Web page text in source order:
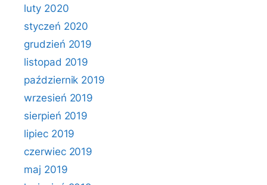
luty 2020
styczeń 2020
grudzień 2019
listopad 2019
październik 2019
wrzesień 2019
sierpień 2019
lipiec 2019
czerwiec 2019
maj 2019